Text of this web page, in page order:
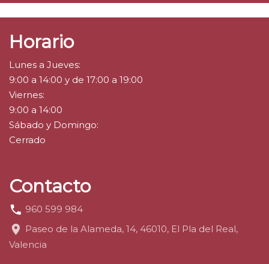
Horario
Lunes a Jueves:
9:00 a 14:00 y de 17:00 a 19:00
Viernes:
9:00 a 14:00
Sábado y Domingo:
Cerrado
Contacto
960 599 984
Paseo de la Alameda, 14, 46010, El Pla del Real,
Valencia